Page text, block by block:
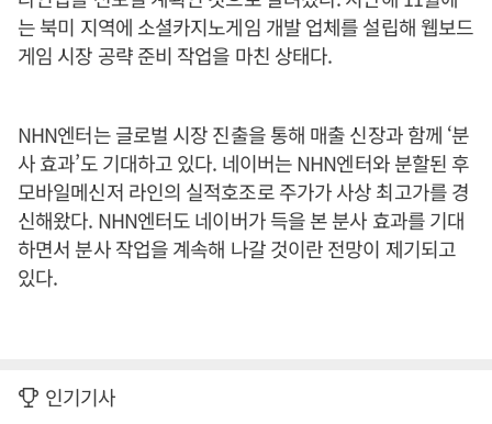
는 북미 지역에 소셜카지노게임 개발 업체를 설립해 웹보드
게임 시장 공략 준비 작업을 마친 상태다.
NHN엔터는 글로벌 시장 진출을 통해 매출 신장과 함께 ‘분
사 효과’도 기대하고 있다. 네이버는 NHN엔터와 분할된 후
모바일메신저 라인의 실적호조로 주가가 사상 최고가를 경
신해왔다. NHN엔터도 네이버가 득을 본 분사 효과를 기대
하면서 분사 작업을 계속해 나갈 것이란 전망이 제기되고
있다.
인기기사